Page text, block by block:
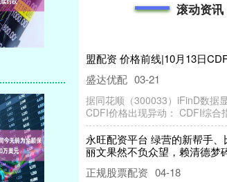
滚动资讯
盟配资 价格前线|10月13日
盛达优配 03-21
据同花顺（300033）iFinD数据
CDFI价格出现异动： CDFI综合
永旺配资平台 绿营的新帮手
丽文果然不负众望，赖清德梦
正规股票配资 04-18